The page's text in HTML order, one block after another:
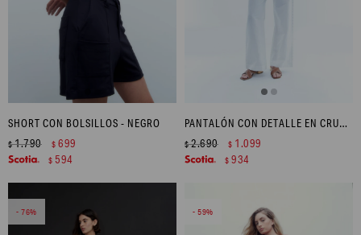
SHORT CON BOLSILLOS - NEGRO
$1.790 $ 699
$ 594
PANTALÓN CON DETALLE EN CRUNI - BLANCO
$2.690 $ 1.099
$ 934
76 59